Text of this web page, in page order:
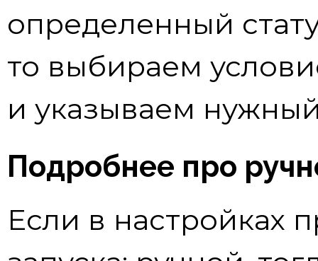
определенный
то выбираем
и указываем нужный
Подробнее про
Если в настройках